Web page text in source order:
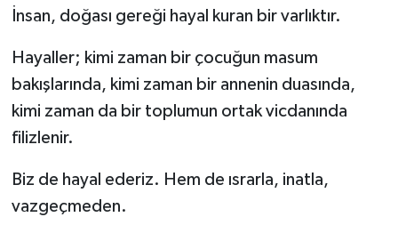
İnsan, doğası gereği hayal kuran bir varlıktır.
Hayaller; kimi zaman bir çocuğun masum
bakışlarında, kimi zaman bir annenin duasında,
kimi zaman da bir toplumun ortak vicdanında
filizlenir.
Biz de hayal ederiz. Hem de ısrarla, inatla,
vazgeçmeden.
Mersin Tarihi
Özel Haber
Politika